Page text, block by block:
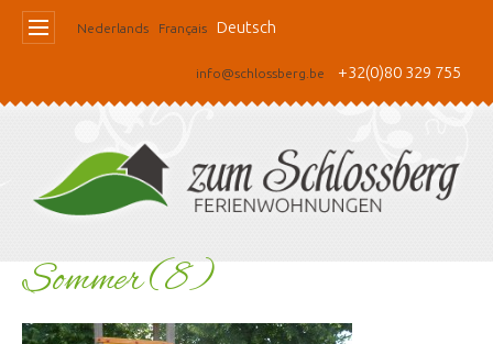
Nederlands Français Deutsch
info@schlossberg.be +32(0)80 329 755
Sommer (8)